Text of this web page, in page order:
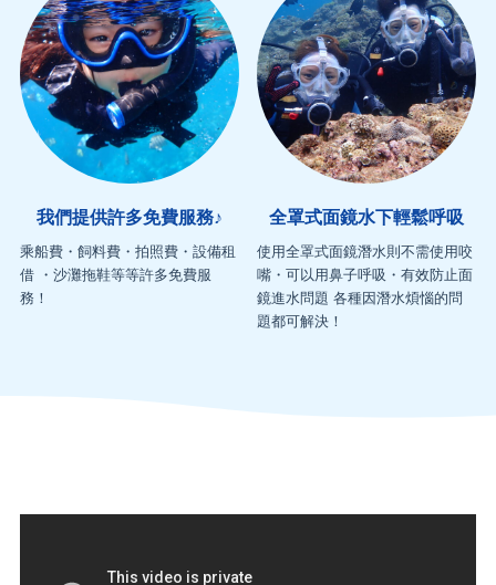
我們提供許多免費服務♪
乘船費・飼料費・拍照費・設備租
借 ・沙灘拖鞋等等許多免費服
務！
全罩式面鏡水下輕鬆呼吸
使用全罩式面鏡潛水則不需使用咬
嘴・可以用鼻子呼吸・有效防止面
鏡進水問題 各種因潛水煩惱的問
題都可解決！